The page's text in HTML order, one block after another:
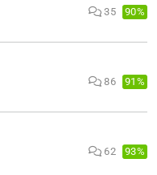
35 90%
86 91%
62 93%